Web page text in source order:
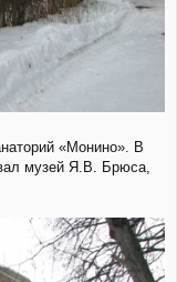
«Монино». В
музей Я.В. Брюса,